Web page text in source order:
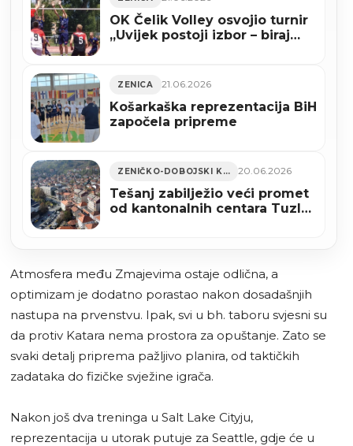
OK Čelik Volley osvojio turnir
„Uvijek postoji izbor – biraj
ZENICA 21.06.2026
Košarkaška reprezentacija BiH
započela pripreme
ZENIČKO-DOBOJSKI KANTON 20.06.2026
Tešanj zabilježio veći promet
od kantonalnih centara Tuzle
Atmosfera među Zmajevima ostaje odlična, a
optimizam je dodatno porastao nakon dosadašnjih
nastupa na prvenstvu. Ipak, svi u bh. taboru svjesni su
da protiv Katara nema prostora za opuštanje. Zato se
svaki detalj priprema pažljivo planira, od taktičkih
zadataka do fizičke svježine igrača.
Nakon još dva treninga u Salt Lake Cityju,
reprezentacija u utorak putuje za Seattle, gdje će u